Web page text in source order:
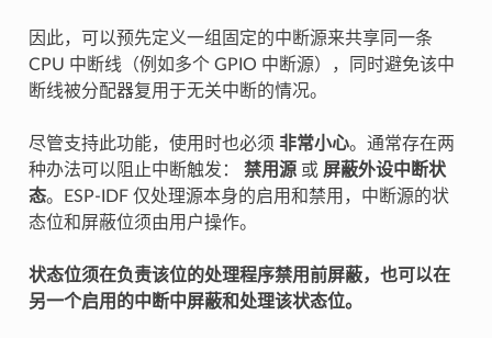
因此，可以预先定义一组固定的中断源来共享同一条
CPU 中断线（例如多个 GPIO 中断源），同时避免该中
断线被分配器复用于无关中断的情况。
尽管支持此功能，使用时也必须 非常小心。通常存在两
种办法可以阻止中断触发： 禁用源或 屏蔽外设中断状
态。ESP-IDF 仅处理源本身的启用和禁用，中断源的状
态位和屏蔽位须由用户操作。
状态位须在负责该位的处理程序禁用前屏蔽，也可以在
另一个启用的中断中屏蔽和处理该状态位。